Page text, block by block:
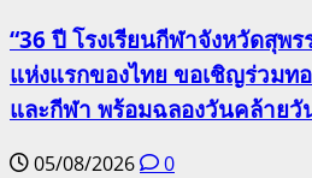
“36 ปี โรงเรียนกีฬาจังหวัดสุพ
แห่งแรกของไทย ขอเชิญร่วมท
และกีฬา พร้อมฉลองวันคล้าย
05/08/2026 0